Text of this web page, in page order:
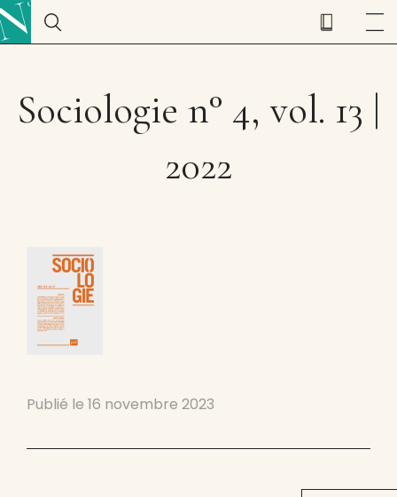
Sociologie n° 4, vol. 13 |
2022
Publié le 16 novembre 2023